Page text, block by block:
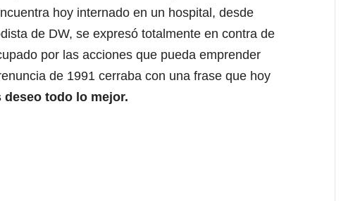
hoy internado en un hospital, desde
de DW, se expresó totalmente en contra de
por las acciones que pueda emprender
de 1991 cerraba con una frase que hoy
deseo todo lo mejor.